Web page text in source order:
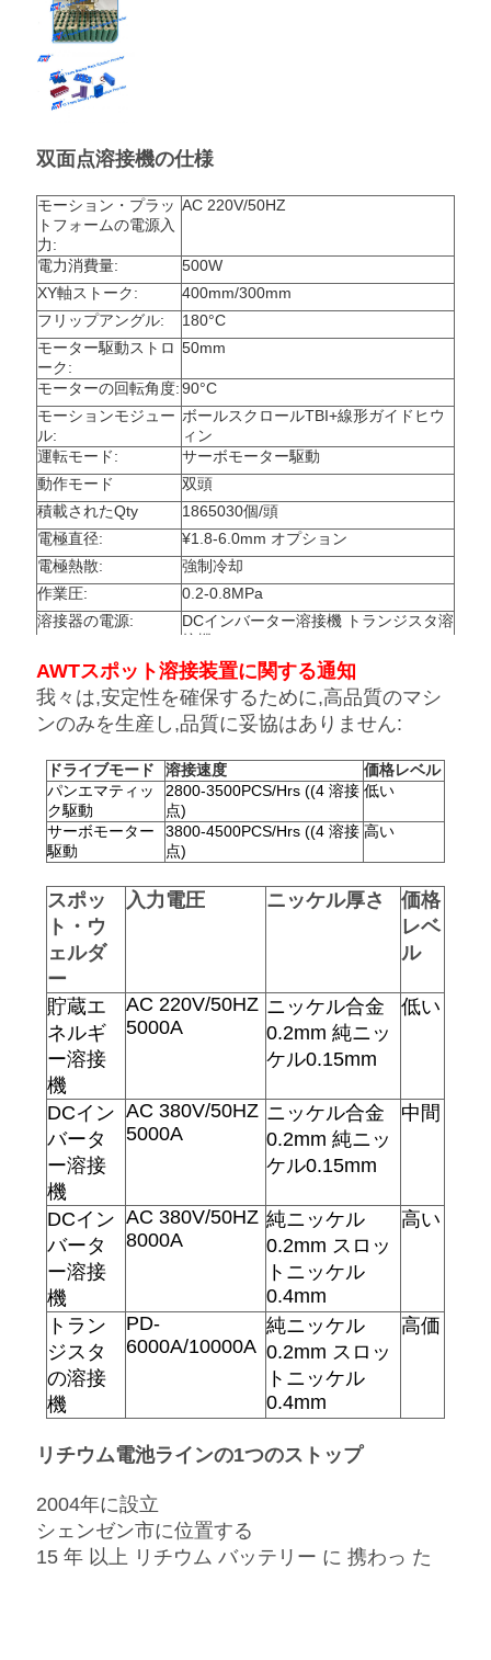
PRIVACY
POLICY
双面点溶接機の仕様
モーション・プラッ
トフォームの電源入
力:
AC 220V/50HZ
電力消費量:
500W
XY軸ストーク:
400mm/300mm
フリップアングル:
180°C
モーター駆動ストロ
ーク:
50mm
モーターの回転角度:90°C
モーションモジュー
ル:
ボールスクロールTBI+線形ガイドヒウ
ィン
運転モード:
サーボモーター駆動
動作モード
双頭
積載されたQty
1865030個/頭
電極直径:
¥1.8-6.0mm オプション
電極熱散:
強制冷却
作業圧:
0.2-0.8MPa
溶接器の電源:
DCインバーター溶接機 トランジスタ溶
接機
サイズ
1000mm×1200mm×1800mm
体重
350kg
AWTスポット溶接装置に関する通知
我々は,安定性を確保するために,高品質のマシ
ンのみを生産し,品質に妥協はありません:
ドライブモード 溶接速度
価格レベル
パンエマティッ
ク駆動
2800-3500PCS/Hrs ((4 溶接
点)
低い
サーボモーター
駆動
3800-4500PCS/Hrs ((4 溶接
点)
高い
スポッ
ト・ウ
ェルダ
ー
入力電圧 ニッケル厚さ
価格
レベ
ル
貯蔵エ
ネルギ
ー溶接
機
AC 220V/50HZ
5000A
ニッケル合金
0.2mm 純ニッ
ケル0.15mm
低い
DCイン
バータ
ー溶接
機
AC 380V/50HZ
5000A
ニッケル合金
0.2mm 純ニッ
ケル0.15mm
中間
DCイン
バータ
ー溶接
機
AC 380V/50HZ
8000A
純ニッケル
0.2mm スロッ
トニッケル
0.4mm
高い
トラン
ジスタ
の溶接
機
PD-
6000A/10000A
純ニッケル
0.2mm スロッ
トニッケル
0.4mm
高価
リチウム電池ラインの1つのストップ
2004年に設立
シェンゼン市に位置する
15 年 以上 リチウム バッテリー に 携わっ た